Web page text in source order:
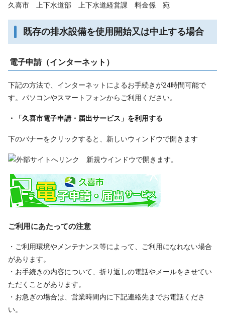
久喜市 上下水道部 上下水道経営課 料金係 宛
既存の排水設備を使用開始又は中止する場合
電子申請（インターネット）
下記の方法で、インターネットによるお手続きが24時間可能で
す。パソコンやスマートフォンからご利用ください。
・「久喜市電子申請・届出サービス」を利用する
下のバナーをクリックすると、新しいウィンドウで開きます
ご利用にあたっての注意
・ご利用環境やメンテナンス等によって、ご利用になれない場合
があります。
・お手続きの内容について、折り返しの電話やメールをさせてい
ただくことがあります。
・お急ぎの場合は、営業時間内に下記連絡先までお電話くださ
い。